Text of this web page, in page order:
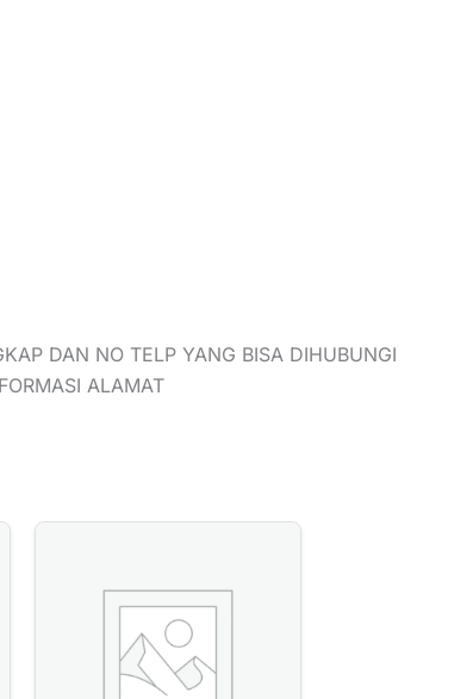
DAN NO TELP YANG BISA DIHUBUNGI
ALAMAT